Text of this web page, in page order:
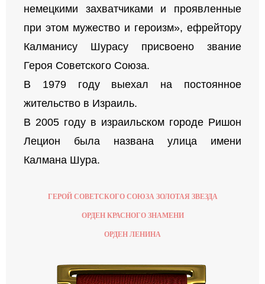
немецкими захватчиками и проявленные
при этом мужество и героизм», ефрейтору
Калманису Шурасу присвоено звание
Героя Советского Союза.
В 1979 году выехал на постоянное
жительство в Израиль.
В 2005 году в израильском городе Ришон
Лецион была названа улица имени
Калмана Шура.
ГЕРОЙ СОВЕТСКОГО СОЮЗА ЗОЛОТАЯ ЗВЕЗДА
ОРДЕН КРАСНОГО ЗНАМЕНИ
ОРДЕН ЛЕНИНА